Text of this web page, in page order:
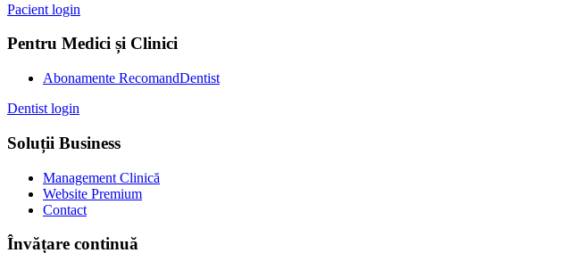
Pacient login
Pentru Medici și Clinici
Abonamente RecomandDentist
Dentist login
Soluții Business
Management Clinică
Website Premium
Contact
Învățare continuă